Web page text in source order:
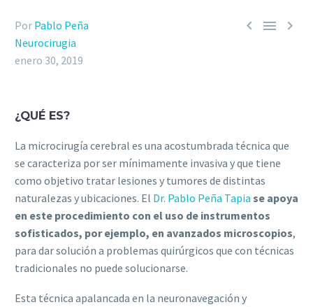
  
Por Pablo Peña
Neurocirugia
enero 30, 2019
¿QUÉ ES?
La microcirugía cerebral es una acostumbrada técnica que
se caracteriza por ser mínimamente invasiva y que tiene
como objetivo tratar lesiones y tumores de distintas
naturalezas y ubicaciones. El Dr. Pablo Peña Tapia se apoya
en este procedimiento con el uso de instrumentos
sofisticados, por ejemplo, en avanzados microscopios,
para dar solución a problemas quirúrgicos que con técnicas
tradicionales no puede solucionarse.
Esta técnica apalancada en la neuronavegación y